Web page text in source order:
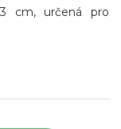
cm, určená pro